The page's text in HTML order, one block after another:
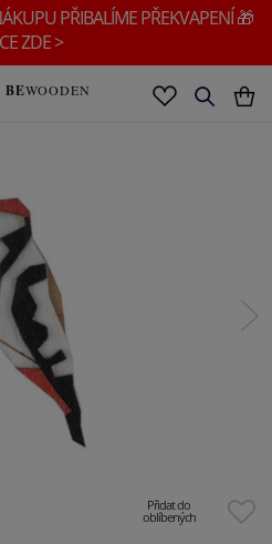
PŘIBALÍME PŘEKVAPENÍ 🎁
ZDE >
BEWOODEN
Přidat do
oblíbených